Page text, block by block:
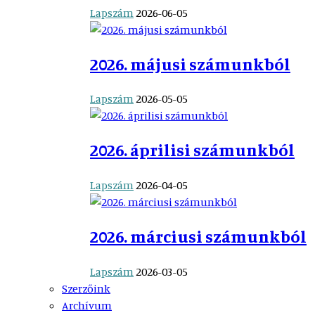
Lapszám 2026-06-05
2026. májusi számunkból
Lapszám2026-05-05
2026. áprilisi számunkból
Lapszám2026-04-05
2026. márciusi számunkból
Lapszám2026-03-05
Szerzőink
Archívum